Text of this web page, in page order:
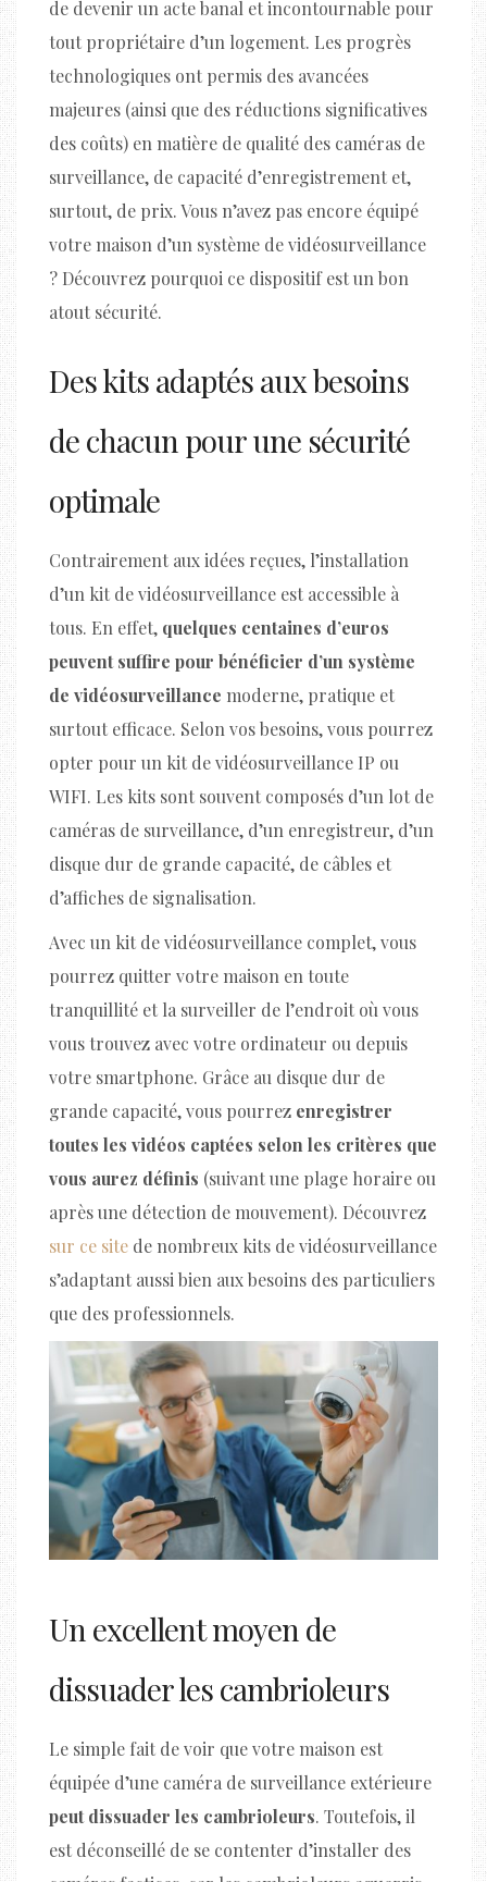
de devenir un acte banal et incontournable pour
tout propriétaire d’un logement. Les progrès
technologiques ont permis des avancées
majeures (ainsi que des réductions significatives
des coûts) en matière de qualité des caméras de
surveillance, de capacité d’enregistrement et,
surtout, de prix. Vous n’avez pas encore équipé
votre maison d’un système de vidéosurveillance
? Découvrez pourquoi ce dispositif est un bon
atout sécurité.
Des kits adaptés aux besoins
de chacun pour une sécurité
optimale
Contrairement aux idées reçues, l’installation
d’un kit de vidéosurveillance est accessible à
tous. En effet, quelques centaines d’euros
peuvent suffire pour bénéficier d’un système
de vidéosurveillance moderne, pratique et
surtout efficace. Selon vos besoins, vous pourrez
opter pour un kit de vidéosurveillance IP ou
WIFI. Les kits sont souvent composés d’un lot de
caméras de surveillance, d’un enregistreur, d’un
disque dur de grande capacité, de câbles et
d’affiches de signalisation.
Avec un kit de vidéosurveillance complet, vous
pourrez quitter votre maison en toute
tranquillité et la surveiller de l’endroit où vous
vous trouvez avec votre ordinateur ou depuis
votre smartphone. Grâce au disque dur de
grande capacité, vous pourrez enregistrer
toutes les vidéos captées selon les critères que
vous aurez définis (suivant une plage horaire ou
après une détection de mouvement). Découvrez
sur ce site de nombreux kits de vidéosurveillance
s’adaptant aussi bien aux besoins des particuliers
que des professionnels.
Un excellent moyen de
dissuader les cambrioleurs
Le simple fait de voir que votre maison est
équipée d’une caméra de surveillance extérieure
peut dissuader les cambrioleurs. Toutefois, il
est déconseillé de se contenter d’installer des